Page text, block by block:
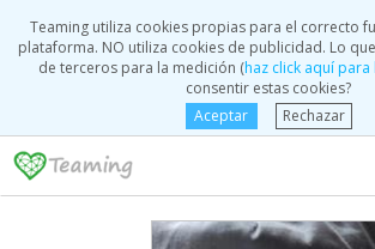
Teaming utiliza cookies propias para el correcto
plataforma. NO utiliza cookies de publicidad. Lo
de terceros para la medición (haz click aquí para
consentir estas cookies?
Aceptar
Rechazar